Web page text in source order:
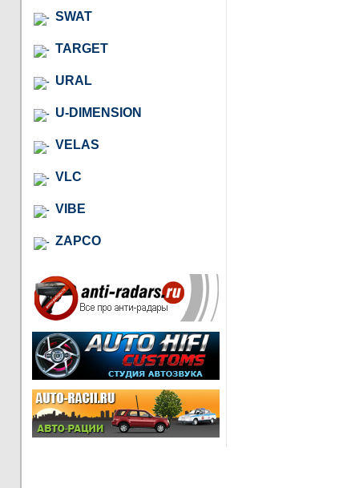
SWAT
TARGET
URAL
U-DIMENSION
VELAS
VLC
VIBE
ZAPCO